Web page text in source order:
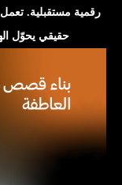
حقيقي يحوّل